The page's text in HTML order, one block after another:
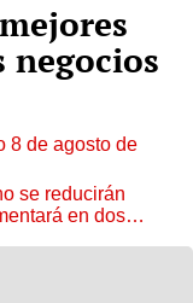
negocios
8 de agosto de
se reducirán
en dos